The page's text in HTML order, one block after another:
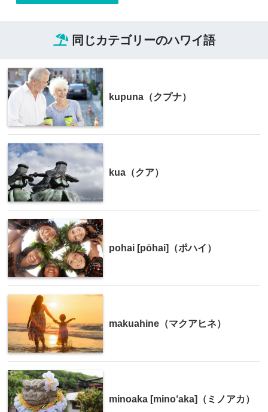
同じカテゴリーのハワイ語
kupuna（クプナ）
kua（クア）
pohai [pōhai]（ポハイ）
makuahine（マクアヒネ）
minoaka [mino‘aka]（ミノアカ）